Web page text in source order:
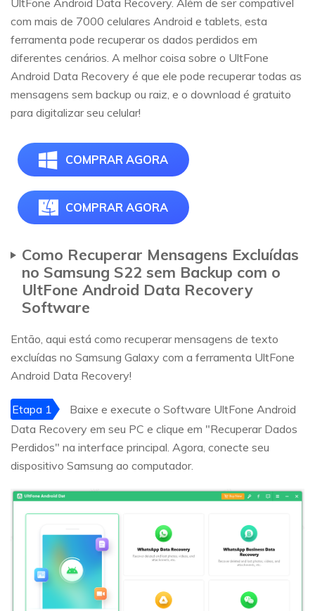
UltFone Android Data Recovery. Além de ser compatível
com mais de 7000 celulares Android e tablets, esta
ferramenta pode recuperar os dados perdidos em
diferentes cenários. A melhor coisa sobre o UltFone
Android Data Recovery é que ele pode recuperar todas as
mensagens sem backup ou raiz, e o download é gratuito
para digitalizar seu celular!
COMPRAR AGORA
COMPRAR AGORA
Como Recuperar Mensagens Excluídas
no Samsung S22 sem Backup com o
UltFone Android Data Recovery
Software
Então, aqui está como recuperar mensagens de texto
excluídas no Samsung Galaxy com a ferramenta UltFone
Android Data Recovery!
Etapa 1
Baixe e execute o Software UltFone Android
Data Recovery em seu PC e clique em "Recuperar Dados
Perdidos" na interface principal. Agora, conecte seu
dispositivo Samsung ao computador.